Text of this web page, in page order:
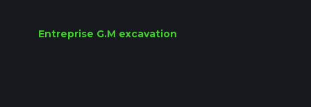
Entreprise G.M excavation